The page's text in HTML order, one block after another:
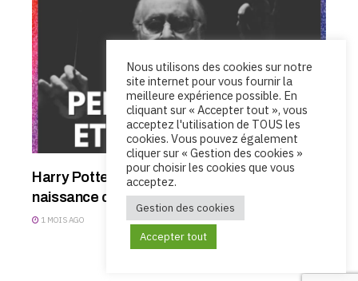
Harry Potter à l’école des sorciers : La
naissance d’un univers sonore
1 MOIS AGO
Nous utilisons des cookies sur notre
site internet pour vous fournir la
meilleure expérience possible. En
cliquant sur « Accepter tout », vous
acceptez l'utilisation de TOUS les
cookies. Vous pouvez également
cliquer sur « Gestion des cookies »
pour choisir les cookies que vous
acceptez.
Gestion des cookies
Accepter tout